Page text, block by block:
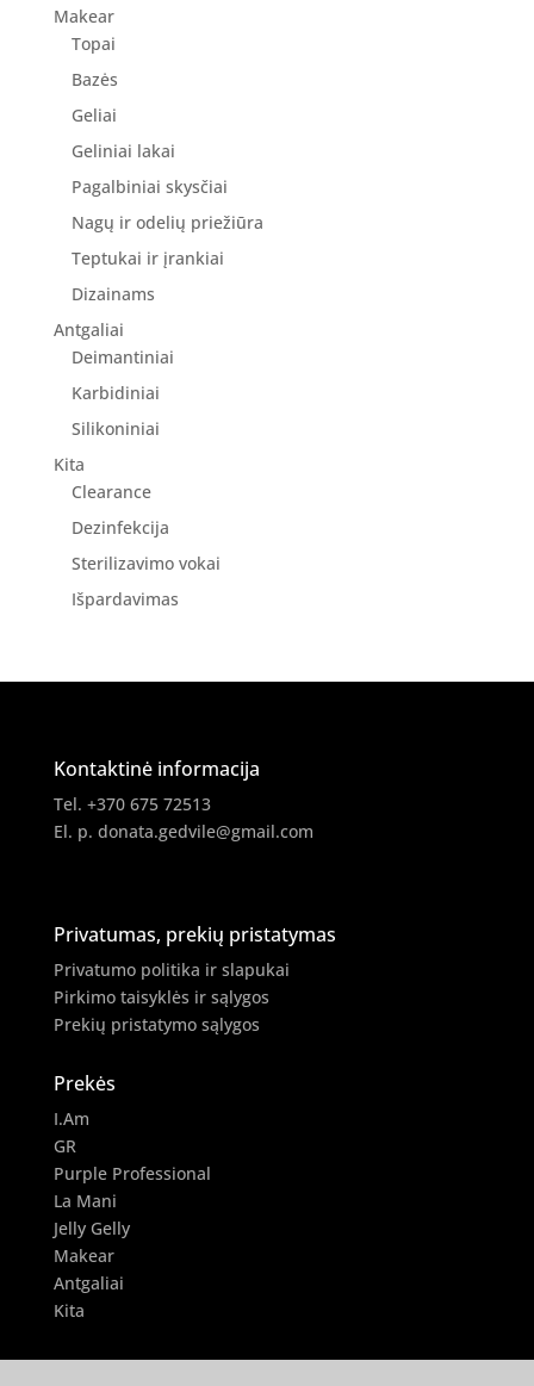
Makear
Topai
Bazės
Geliai
Geliniai lakai
Pagalbiniai skysčiai
Nagų ir odelių priežiūra
Teptukai ir įrankiai
Dizainams
Antgaliai
Deimantiniai
Karbidiniai
Silikoniniai
Kita
Clearance
Dezinfekcija
Sterilizavimo vokai
Išpardavimas
Kontaktinė informacija
Tel. +370 675 72513
El. p. donata.gedvile@gmail.com
Privatumas, prekių pristatymas
Privatumo politika ir slapukai
Pirkimo taisyklės ir sąlygos
Prekių pristatymo sąlygos
Prekės
I.Am
GR
Purple Professional
La Mani
Jelly Gelly
Makear
Antgaliai
Kita